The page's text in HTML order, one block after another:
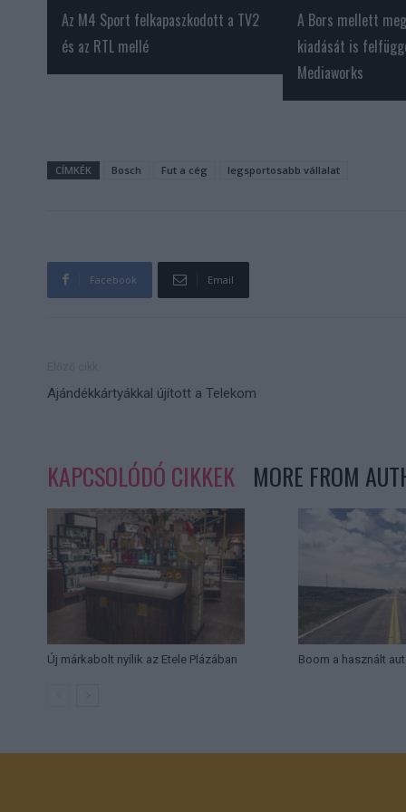
Az M4 Sport felkapaszkodott a TV2
és az RTL mellé
A Bors mellett
kiadását is
Mediaworks
CÍMKÉK Bosch Fut a cég legsportosabb vállalat
Facebook Email
Ajándékkártyákkal újított a Telekom
KAPCSOLÓDÓ CIKKEK MORE FROM
Új márkabolt nyílik az Etele Plázában Boom a használt